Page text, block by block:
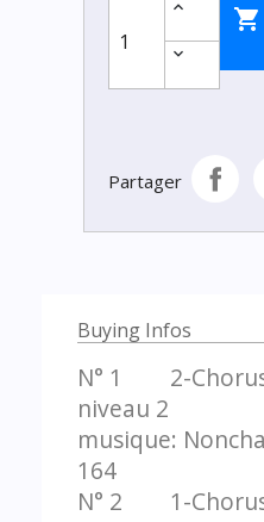

Partager
Buying Infos
N° 1 2-
niveau 2
musique:
164
N° 2 1-